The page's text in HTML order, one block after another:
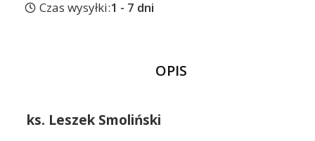
Czas wysyłki:1 - 7 dni
OPIS
ks. Leszek Smoliński